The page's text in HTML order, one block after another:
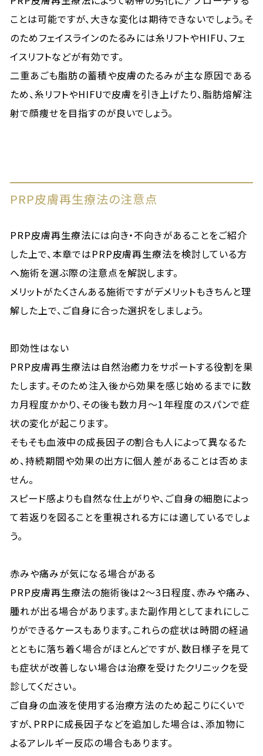
ことは可能ですが、大きな変化は期待できないでしょう。そ
のためフェイスラインのたるみには糸リフトやHIFU、フェ
イスリフトなどが有効です。
二重あごも脂肪の蓄積や皮膚のたるみが主な原因である
ため、糸リフトやHIFUで皮膚を引き上げたり、脂肪熔解注
射で顔痩せを目指すのが良いでしょう。
PRP皮膚再生療法の注意点
PRP皮膚再生療法には向き・不向きがあることをご紹介
した上で、本章ではPRP皮膚再生療法を検討している方
へ施術を選ぶ際の注意点を解説します。
メリットがたくさんある施術ですがデメリットもきちんと理
解した上で、ご自身に合った選択をしましょう。
即効性はない
PRP皮膚再生療法は自然治癒力をサポートする役割を果
たします。そのため注入後から効果を感じ始めるまでに数
カ月程度かかり、その後も数カ月〜1年程度のスパンで症
状の変化が起こります。
そもそも血液中の成長因子の割合も人によって異なるた
め、持続期間や効果の出方に個人差があることは否めま
せん。
スピード感よりも自然な仕上がりや、ご自身の細胞によっ
て若返りを図ることを重視される方には適しているでしょ
う。
赤みや痛みが気になる場合がある
PRP皮膚再生療法の施術後は2～3日程度、赤みや痛み、
腫れが出る場合があります。また副作用としてまれにしこ
りができるケースもあります。これらの症状は時間の経過
とともに落ち着く場合がほとんどですが、数日様子を見て
も症状が改善しない場合は治療を受けたクリニックを受
診してください。
ご自身の血液を使用する治療方法のため起こりにくいで
すが、PRPに成長因子などを追加した場合は、添加物に
よるアレルギー反応の場合もあります。